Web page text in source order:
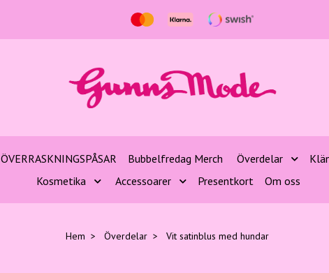
ÖVERRASKNINGSPÅSAR Bubbelfredag Merch Överdelar
Kosmetika
Accessoarer Presentkort Om oss
Hem Överdelar Vit satinblus med hundar